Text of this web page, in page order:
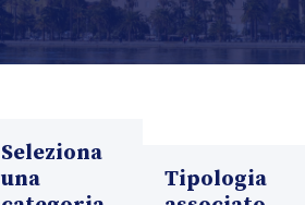
Seleziona
una
Tipologia